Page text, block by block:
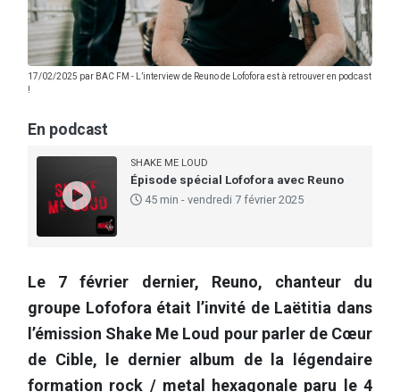
17/02/2025 par BAC FM -
L’interview de Reuno de Lofofora est à retrouver en podcast
!
En podcast
SHAKE ME LOUD
Épisode spécial Lofofora avec Reuno
45 min - vendredi 7 février 2025
Le 7 février dernier, Reuno, chanteur du
groupe Lofofora était l’invité de Laëtitia dans
l’émission Shake Me Loud pour parler de Cœur
de Cible, le dernier album de la légendaire
formation rock / metal hexagonale paru le 4